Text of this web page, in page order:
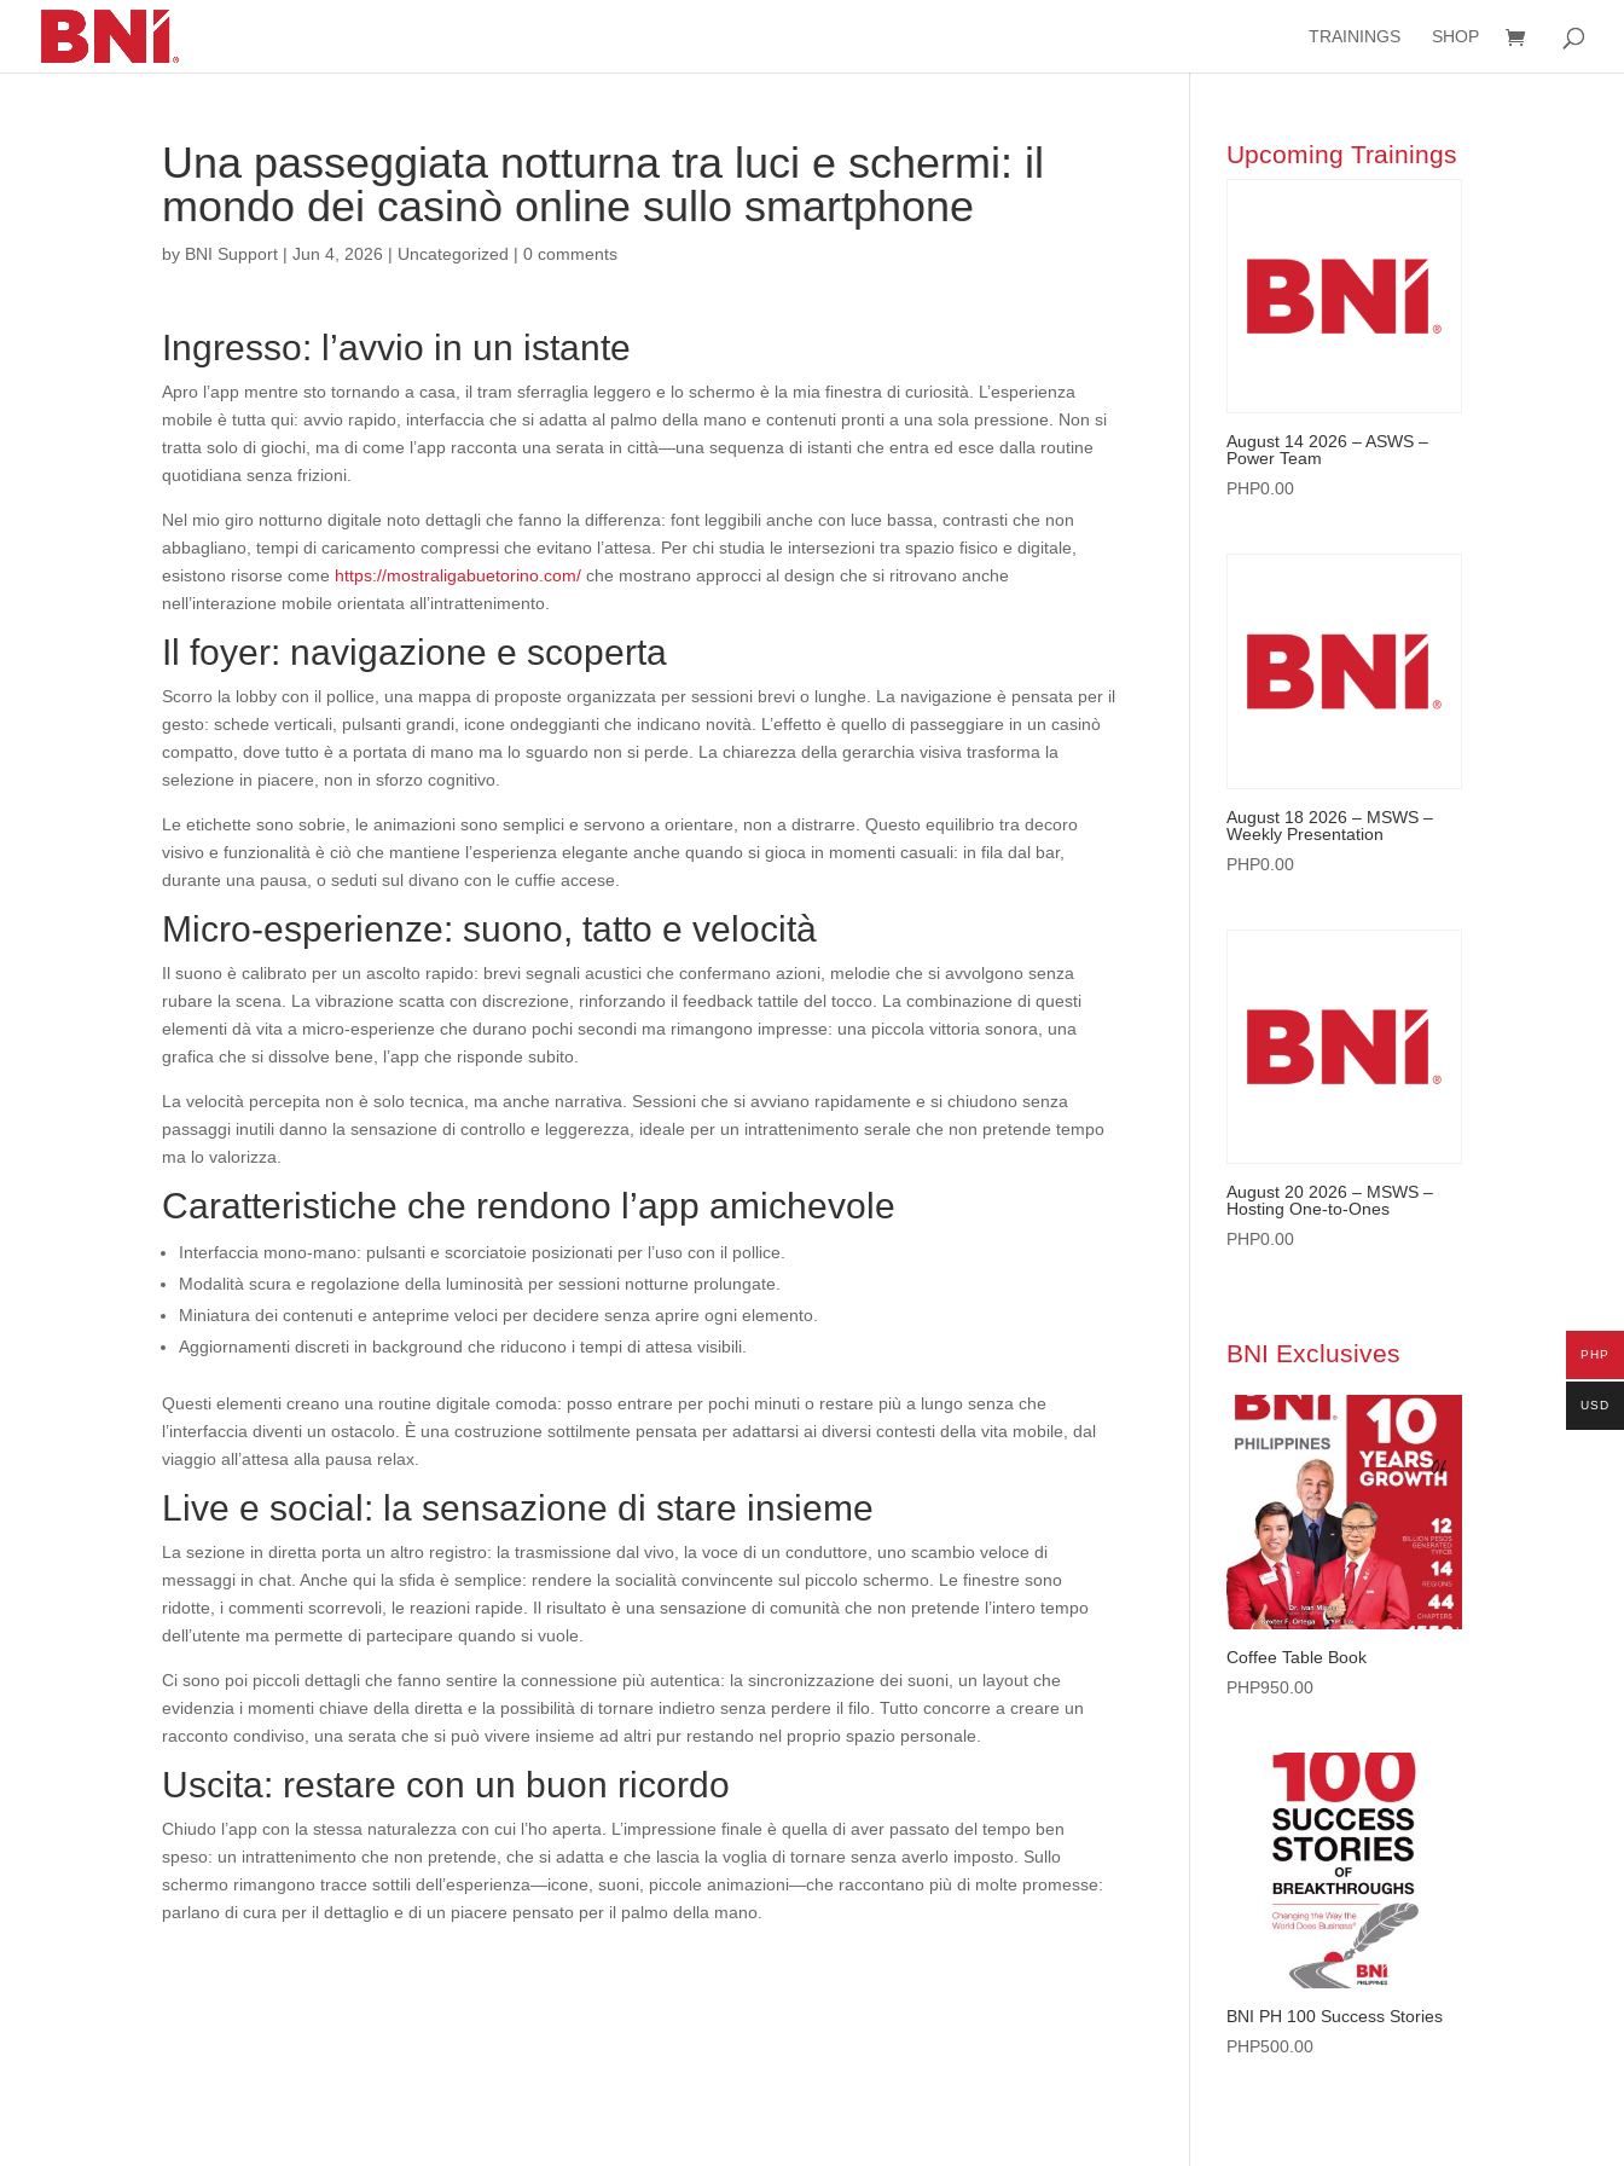
TRAININGS SHOP
Una passeggiata notturna tra luci e schermi: il
mondo dei casinò online sullo smartphone
by BNI Support |Jun 4, 2026 | Uncategorized |0 comments
Ingresso: l’avvio in un istante
Apro l’app mentre sto tornando a casa, il tram sferraglia leggero e lo schermo è la mia finestra di curiosità. L’esperienza
mobile è tutta qui: avvio rapido, interfaccia che si adatta al palmo della mano e contenuti pronti a una sola pressione. Non si
tratta solo di giochi, ma di come l’app racconta una serata in città—una sequenza di istanti che entra ed esce dalla routine
quotidiana senza frizioni.
Nel mio giro notturno digitale noto dettagli che fanno la differenza: font leggibili anche con luce bassa, contrasti che non
abbagliano, tempi di caricamento compressi che evitano l’attesa. Per chi studia le intersezioni tra spazio fisico e digitale,
esistono risorse come https://mostraligabuetorino.com/ che mostrano approcci al design che si ritrovano anche
nell’interazione mobile orientata all’intrattenimento.
Il foyer: navigazione e scoperta
Scorro la lobby con il pollice, una mappa di proposte organizzata per sessioni brevi o lunghe. La navigazione è pensata per il
gesto: schede verticali, pulsanti grandi, icone ondeggianti che indicano novità. L’effetto è quello di passeggiare in un casinò
compatto, dove tutto è a portata di mano ma lo sguardo non si perde. La chiarezza della gerarchia visiva trasforma la
selezione in piacere, non in sforzo cognitivo.
Le etichette sono sobrie, le animazioni sono semplici e servono a orientare, non a distrarre. Questo equilibrio tra decoro
visivo e funzionalità è ciò che mantiene l’esperienza elegante anche quando si gioca in momenti casuali: in fila dal bar,
durante una pausa, o seduti sul divano con le cuffie accese.
Micro-esperienze: suono, tatto e velocità
Il suono è calibrato per un ascolto rapido: brevi segnali acustici che confermano azioni, melodie che si avvolgono senza
rubare la scena. La vibrazione scatta con discrezione, rinforzando il feedback tattile del tocco. La combinazione di questi
elementi dà vita a micro-esperienze che durano pochi secondi ma rimangono impresse: una piccola vittoria sonora, una
grafica che si dissolve bene, l’app che risponde subito.
La velocità percepita non è solo tecnica, ma anche narrativa. Sessioni che si avviano rapidamente e si chiudono senza
passaggi inutili danno la sensazione di controllo e leggerezza, ideale per un intrattenimento serale che non pretende tempo
ma lo valorizza.
Caratteristiche che rendono l’app amichevole
Interfaccia mono-mano: pulsanti e scorciatoie posizionati per l’uso con il pollice.
Modalità scura e regolazione della luminosità per sessioni notturne prolungate.
Miniatura dei contenuti e anteprime veloci per decidere senza aprire ogni elemento.
Aggiornamenti discreti in background che riducono i tempi di attesa visibili.
Questi elementi creano una routine digitale comoda: posso entrare per pochi minuti o restare più a lungo senza che
l’interfaccia diventi un ostacolo. È una costruzione sottilmente pensata per adattarsi ai diversi contesti della vita mobile, dal
viaggio all’attesa alla pausa relax.
Live e social: la sensazione di stare insieme
La sezione in diretta porta un altro registro: la trasmissione dal vivo, la voce di un conduttore, uno scambio veloce di
messaggi in chat. Anche qui la sfida è semplice: rendere la socialità convincente sul piccolo schermo. Le finestre sono
ridotte, i commenti scorrevoli, le reazioni rapide. Il risultato è una sensazione di comunità che non pretende l’intero tempo
dell’utente ma permette di partecipare quando si vuole.
Ci sono poi piccoli dettagli che fanno sentire la connessione più autentica: la sincronizzazione dei suoni, un layout che
evidenzia i momenti chiave della diretta e la possibilità di tornare indietro senza perdere il filo. Tutto concorre a creare un
racconto condiviso, una serata che si può vivere insieme ad altri pur restando nel proprio spazio personale.
Uscita: restare con un buon ricordo
Chiudo l’app con la stessa naturalezza con cui l’ho aperta. L’impressione finale è quella di aver passato del tempo ben
speso: un intrattenimento che non pretende, che si adatta e che lascia la voglia di tornare senza averlo imposto. Sullo
schermo rimangono tracce sottili dell’esperienza—icone, suoni, piccole animazioni—che raccontano più di molte promesse:
parlano di cura per il dettaglio e di un piacere pensato per il palmo della mano.
Upcoming Trainings
August 14 2026 – ASWS –
Power Team
PHP0.00
August 18 2026 – MSWS –
Weekly Presentation
PHP0.00
August 20 2026 – MSWS –
Hosting One-to-Ones
PHP0.00
BNI Exclusives
Coffee Table Book
PHP950.00
BNI PH 100 Success Stories
PHP500.00
PHP
USD